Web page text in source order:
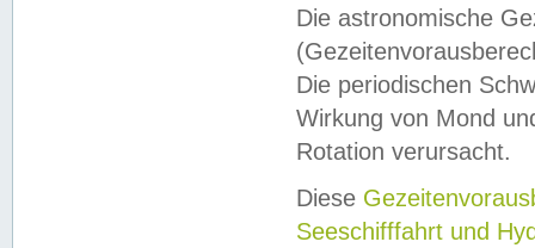
Die astronomische
Die periodischen
Wirkung von Mond
Rotation verursacht.
Diese
Seeschifffahrt und